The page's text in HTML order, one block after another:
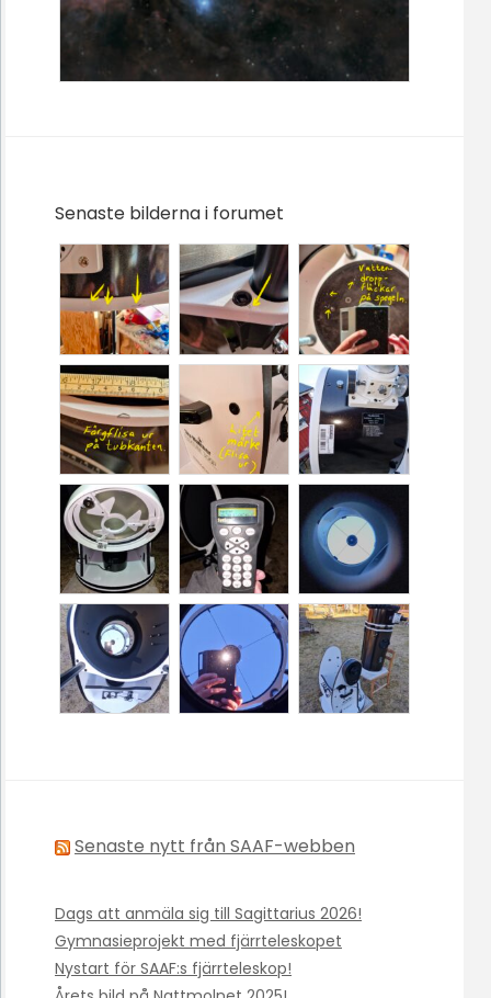
Senaste bilderna i forumet
Senaste nytt från SAAF-webben
Dags att anmäla sig till Sagittarius 2026!
Gymnasieprojekt med fjärrteleskopet
Nystart för SAAF:s fjärrteleskop!